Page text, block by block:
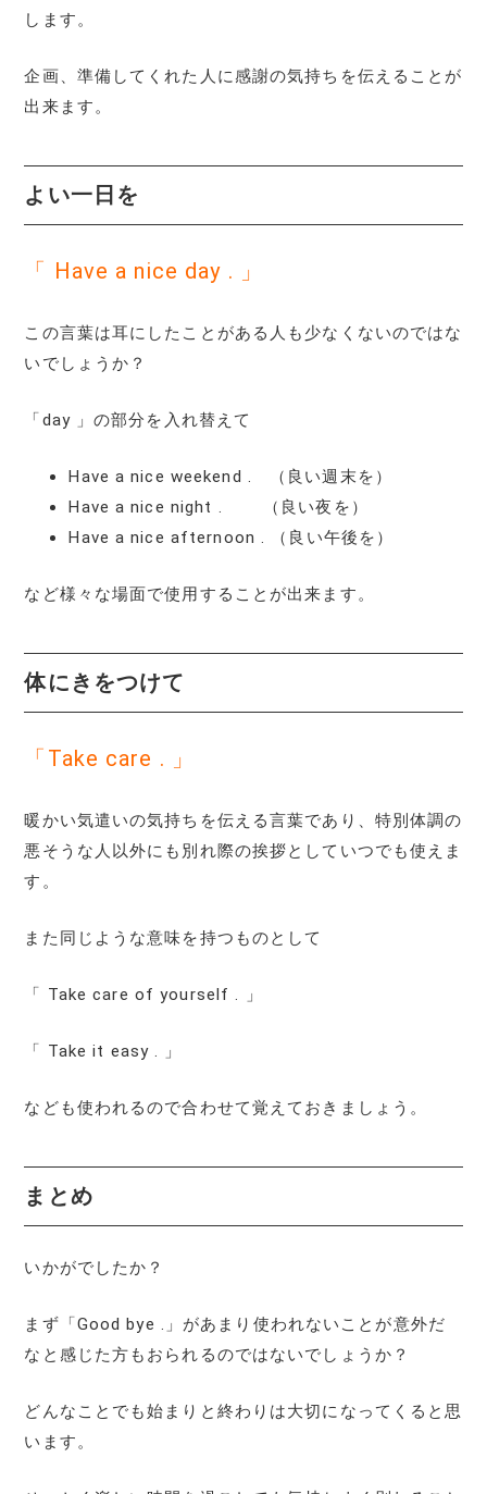
します。
企画、準備してくれた人に感謝の気持ちを伝えることが
出来ます。
よい一日を
「 Have a nice day . 」
この言葉は耳にしたことがある人も少なくないのではな
いでしょうか？
「day 」の部分を入れ替えて
Have a nice weekend . （良い週末を）
Have a nice night . （良い夜を）
Have a nice afternoon . （良い午後を）
など様々な場面で使用することが出来ます。
体にきをつけて
「Take care . 」
暖かい気遣いの気持ちを伝える言葉であり、特別体調の
悪そうな人以外にも別れ際の挨拶としていつでも使えま
す。
また同じような意味を持つものとして
「 Take care of yourself . 」
「 Take it easy . 」
なども使われるので合わせて覚えておきましょう。
まとめ
いかがでしたか？
まず「Good bye .」があまり使われないことが意外だ
なと感じた方もおられるのではないでしょうか？
どんなことでも始まりと終わりは大切になってくると思
います。